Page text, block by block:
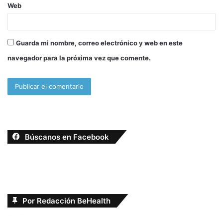
Web
Guarda mi nombre, correo electrónico y web en este
navegador para la próxima vez que comente.
Búscanos en Facebook
Por Redacción BeHealth